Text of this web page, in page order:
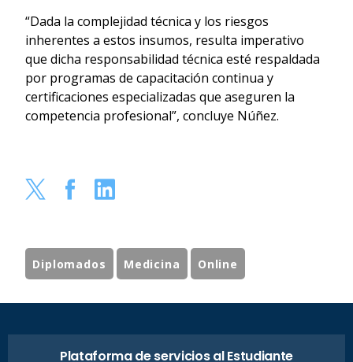
“Dada la complejidad técnica y los riesgos
inherentes a estos insumos, resulta imperativo
que dicha responsabilidad técnica esté respaldada
por programas de capacitación continua y
certificaciones especializadas que aseguren la
competencia profesional”, concluye Núñez.
Diplomados Medicina Online